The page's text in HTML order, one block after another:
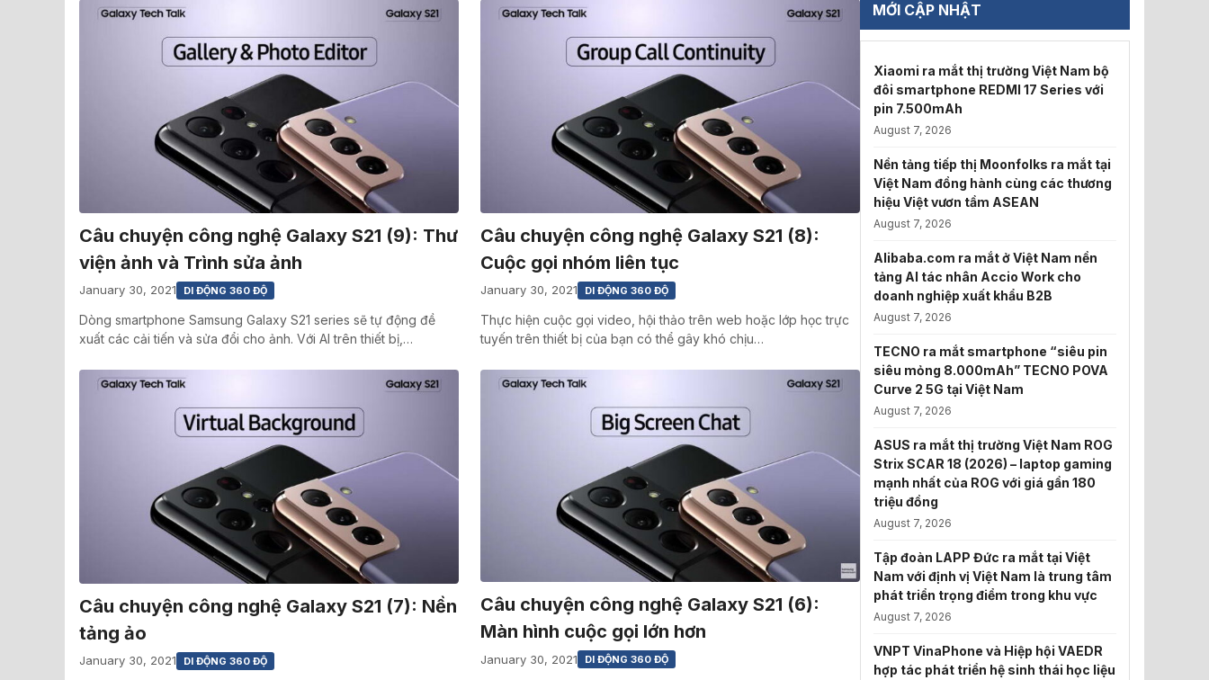
Câu chuyện công nghệ Galaxy S21 (9): Thư
viện ảnh và Trình sửa ảnh
January 30, 2021 DI ĐỘNG 360 ĐỘ
Dòng smartphone Samsung Galaxy S21 series sẽ tự động đề
xuất các cải tiến và sửa đổi cho ảnh. Với AI trên thiết bị,…
Câu chuyện công nghệ Galaxy S21 (8):
Cuộc gọi nhóm liên tục
January 30, 2021 DI ĐỘNG 360 ĐỘ
Thực hiện cuộc gọi video, hội thảo trên web hoặc lớp học trực
tuyến trên thiết bị của bạn có thể gây khó chịu…
Câu chuyện công nghệ Galaxy S21 (7): Nền
tảng ảo
January 30, 2021 DI ĐỘNG 360 ĐỘ
Câu chuyện công nghệ Galaxy S21 (6):
Màn hình cuộc gọi lớn hơn
January 30, 2021 DI ĐỘNG 360 ĐỘ
MỚI CẬP NHẬT
Xiaomi ra mắt thị trường Việt Nam bộ
đôi smartphone REDMI 17 Series với
pin 7.500mAh
August 7, 2026
Nền tảng tiếp thị Moonfolks ra mắt tại
Việt Nam đồng hành cùng các thương
hiệu Việt vươn tầm ASEAN
August 7, 2026
Alibaba.com ra mắt ở Việt Nam nền
tảng AI tác nhân Accio Work cho
doanh nghiệp xuất khẩu B2B
August 7, 2026
TECNO ra mắt smartphone “siêu pin
siêu mỏng 8.000mAh” TECNO POVA
Curve 2 5G tại Việt Nam
August 7, 2026
ASUS ra mắt thị trường Việt Nam ROG
Strix SCAR 18 (2026) – laptop gaming
mạnh nhất của ROG với giá gần 180
triệu đồng
August 7, 2026
Tập đoàn LAPP Đức ra mắt tại Việt
Nam với định vị Việt Nam là trung tâm
phát triển trọng điểm trong khu vực
August 7, 2026
VNPT VinaPhone và Hiệp hội VAEDR
hợp tác phát triển hệ sinh thái học liệu